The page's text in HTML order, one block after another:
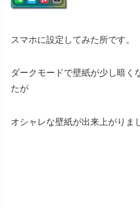
スマホに設定してみた所です。
ダークモードで壁紙が少し暗く
たが
オシャレな壁紙が出来上がりま